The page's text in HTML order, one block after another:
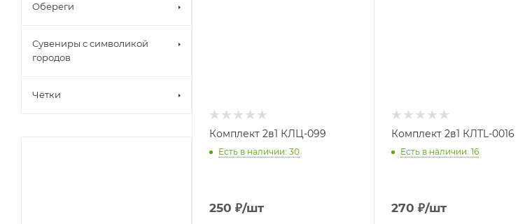
Комплект 2в1 КЛЦ-099
Есть в наличии: 30
250 ₽/шт
Комплект 2в1 КЛТL-0016
Есть в наличии: 16
270 ₽/шт
Обереги
Сувениры с символикой
городов
Чётки